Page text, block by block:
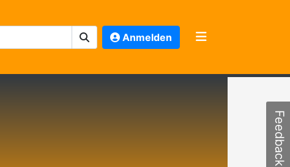
Anmelden
Feedback